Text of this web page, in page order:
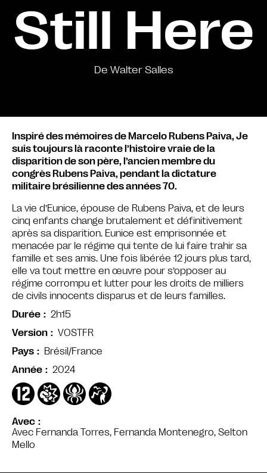
Still Here
De Walter Salles
Avec
Avec Fernanda Torres, Fernanda Montenegro, Selton
Mello
Inspiré des mémoires de Marcelo Rubens Paiva, Je
suis toujours là raconte l’histoire vraie de la
disparition de son père, l’ancien membre du
congrès Rubens Paiva, pendant la dictature
militaire brésilienne des années 70.
La vie d’Eunice, épouse de Rubens Paiva, et de leurs
cinq enfants change brutalement et définitivement
après sa disparition. Eunice est emprisonnée et
menacée par le régime qui tente de lui faire trahir sa
famille et ses amis. Une fois libérée 12 jours plus tard,
elle va tout mettre en œuvre pour s’opposer au
régime corrompu et lutter pour les droits de milliers
de civils innocents disparus et de leurs familles.
Durée
2h15
Version
VOSTFR
Pays
Brésil/France
Année
2024